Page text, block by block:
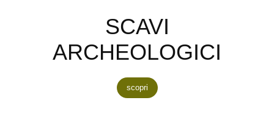
SCAVI
ARCHEOLOGICI
scopri